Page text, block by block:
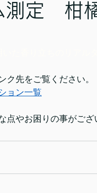
測定 柑
ク先をご覧ください。
ョン一覧
点やお困りの事がご